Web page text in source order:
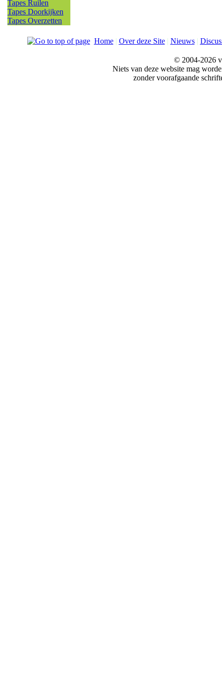
Tapes Ruilen
Tapes Doorkijken
Tapes Overzetten
Home| Over deze Site| Nieuws|
© 2004-2026
Niets van deze website mag
zonder voorafgaande